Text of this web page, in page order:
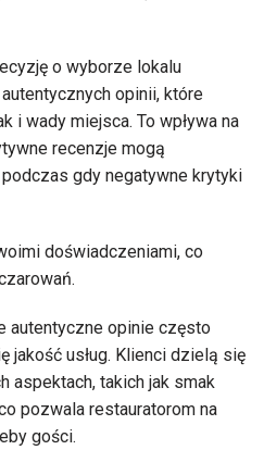
o wyborze lokalu
opinii, które
i wady miejsca. To wpływa na
recenzje mogą
gdy negatywne krytyki
doświadczeniami, co
autentyczne opinie często
jakość usług. Klienci dzielą się
aspektach, takich jak smak
pozwala restauratorom na
gości.